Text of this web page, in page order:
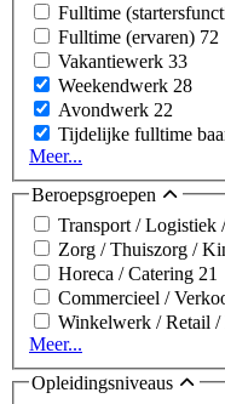
Fulltime
Fulltime (ervaren) 72
Vakantiewerk 33
Weekendwerk 28
Avondwerk 22
Tijdelijke fulltime
Meer...
Beroepsgroepen
Transport /
Zorg / Thuiszorg /
Horeca / Catering 21
Commercieel /
Winkelwerk / Retail /
Meer...
Opleidingsniveaus